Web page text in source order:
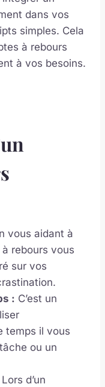
dans vos
simples. Cela
à rebours
à vos besoins.
vous aidant à
rebours vous
sur vos
: C’est un
temps il vous
ou un
Lors d’un